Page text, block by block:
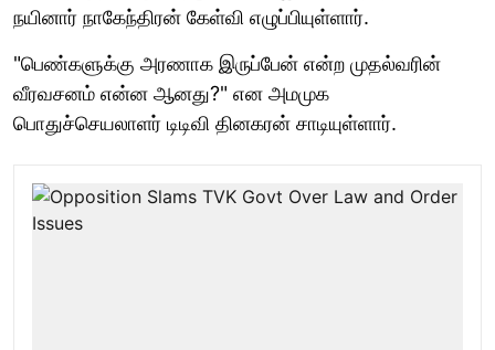
நயினார் நாகேந்திரன் கேள்வி எழுப்பியுள்ளார்.
"பெண்களுக்கு அரணாக இருப்பேன் என்ற முதல்வரின்
வீரவசனம் என்ன ஆனது?" என அமமுக
பொதுச்செயலாளர் டிடிவி தினகரன் சாடியுள்ளார்.